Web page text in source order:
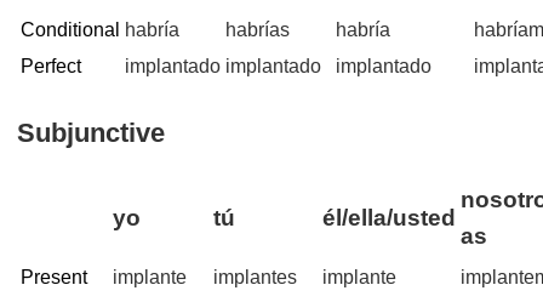
Conditional
Perfect
habría
implantado
habrías
implantado
habría
implantado
Subjunctive
yo tú él/ella/usted
as
Present implante implantes implante